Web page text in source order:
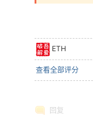
ETH
查看全部评分
回复